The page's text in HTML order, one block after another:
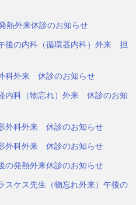
熱外来休診のお知らせ
後の内科（循環器内科）外来 担
科外来 休診のお知らせ
内科（物忘れ）外来 休診のお知
外科外来 休診のお知らせ
外科外来 休診のお知らせ
の発熱外来休診のお知らせ
スケス先生（物忘れ外来）午後の